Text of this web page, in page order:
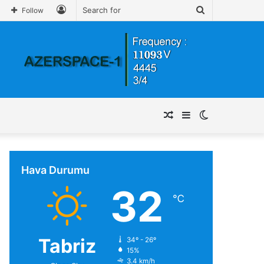
Follow
skin
Sidebar
Random
Article
Hava Durumu
Tabriz
32 ℃
34º - 26º
15%
3.4 km/h